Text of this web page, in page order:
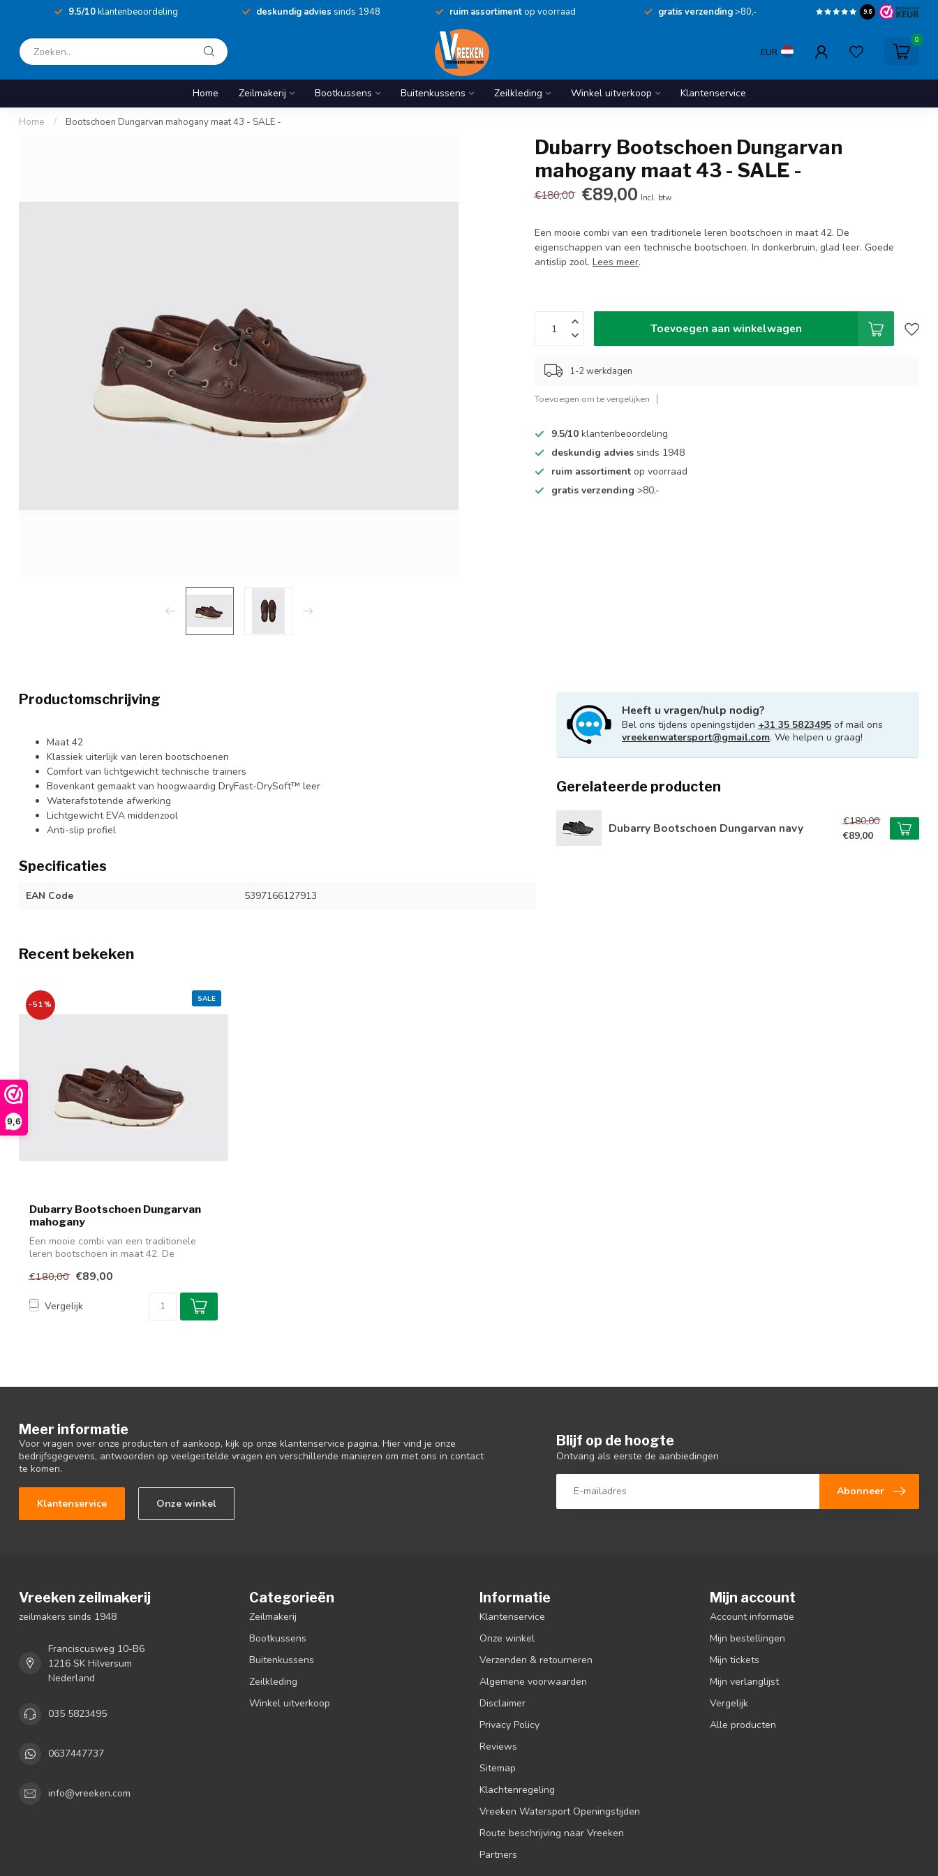
9,6
9.5/10klantenbeoordeling deskundig advies sinds 1948 ruim assortimentop voorraad gratis verzending>80,- 9.6
EUR
0
Home Zeilmakerij Bootkussens Buitenkussens Zeilkleding Winkel uitverkoop Klantenservice
Home / Bootschoen Dungarvan mahogany maat 43 - SALE -
Dubarry Bootschoen Dungarvan
mahogany maat 43 - SALE -
€180,00 €89,00 Incl. btw
Een mooie combi van een traditionele leren bootschoen in maat 42. De
eigenschappen van een technische bootschoen. In donkerbruin, glad leer. Goede
antislip zool.Lees meer.
Toevoegen aan winkelwagen
1-2 werkdagen
Toevoegen om te vergelijken
9.5/10 klantenbeoordeling
deskundig advies sinds 1948
ruim assortiment op voorraad
gratis verzending >80,-
Productomschrijving
Maat 42
Klassiek uiterlijk van leren bootschoenen
Comfort van lichtgewicht technische trainers
Bovenkant gemaakt van hoogwaardig DryFast-DrySoft™ leer
Waterafstotende afwerking
Lichtgewicht EVA middenzool
Anti-slip profiel
Specificaties
EAN Code 5397166127913
Heeft u vragen/hulp nodig?
Bel ons tijdens openingstijden +31 35 5823495 of mail ons
vreekenwatersport@gmail.com. We helpen u graag!
Gerelateerde producten
Dubarry Bootschoen Dungarvan navy
€180,00
€89,00
Recent bekeken
SALE
-51%
Dubarry Bootschoen Dungarvan
mahogany
Een mooie combi van een traditionele
leren bootschoen in maat 42. De
€180,00 €89,00
Vergelijk
Meer informatie
Voor vragen over onze producten of aankoop, kijk op onze klantenservice pagina. Hier vind je onze
bedrijfsgegevens, antwoorden op veelgestelde vragen en verschillende manieren om met ons in contact
te komen.
Klantenservice Onze winkel
Blijf op de hoogte
Ontvang als eerste de aanbiedingen
Abonneer
Vreeken zeilmakerij
zeilmakers sinds 1948
Franciscusweg 10-B6
1216 SK Hilversum
Nederland
035 5823495
0637447737
info@vreeken.com
Categorieën
Zeilmakerij
Bootkussens
Buitenkussens
Zeilkleding
Winkel uitverkoop
Informatie
Klantenservice
Onze winkel
Verzenden & retourneren
Algemene voorwaarden
Disclaimer
Privacy Policy
Reviews
Sitemap
Klachtenregeling
Vreeken Watersport Openingstijden
Route beschrijving naar Vreeken
Partners
Mijn account
Account informatie
Mijn bestellingen
Mijn tickets
Mijn verlanglijst
Vergelijk
Alle producten